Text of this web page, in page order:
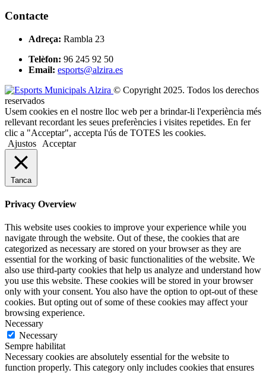
Contacte
Adreça: Rambla 23
Telèfon: 96 245 92 50
Email: esports@alzira.es
© Copyright 2025. Todos los derechos
reservados
Usem cookies en el nostre lloc web per a brindar-li l'experiència més
rellevant recordant les seues preferències i visites repetides. En fer
clic a "Acceptar", accepta l'ús de TOTES les cookies.
Ajustos
Acceptar
Tanca
Privacy Overview
This website uses cookies to improve your experience while you
navigate through the website. Out of these, the cookies that are
categorized as necessary are stored on your browser as they are
essential for the working of basic functionalities of the website. We
also use third-party cookies that help us analyze and understand how
you use this website. These cookies will be stored in your browser
only with your consent. You also have the option to opt-out of these
cookies. But opting out of some of these cookies may affect your
browsing experience.
Necessary
Necessary
Sempre habilitat
Necessary cookies are absolutely essential for the website to
function properly. This category only includes cookies that ensures